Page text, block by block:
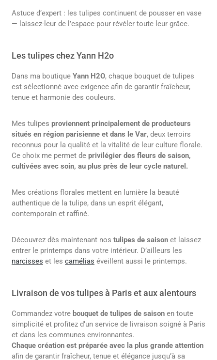
Astuce d’expert : les tulipes continuent de pousser en vase
— laissez-leur de l’espace pour révéler toute leur grâce.
Les tulipes chez Yann H2o
Dans ma boutique Yann H2O, chaque bouquet de tulipes
est sélectionné avec exigence afin de garantir fraîcheur,
tenue et harmonie des couleurs.
Mes tulipes proviennent principalement de producteurs
situés en région parisienne et dans le Var, deux terroirs
reconnus pour la qualité et la vitalité de leur culture florale.
Ce choix me permet de privilégier des fleurs de saison,
cultivées avec soin, au plus près de leur cycle naturel.
Mes créations florales mettent en lumière la beauté
authentique de la tulipe, dans un esprit élégant,
contemporain et raffiné.
Découvrez dès maintenant nos tulipes de saison et laissez
entrer le printemps dans votre intérieur. D’ailleurs les
narcisses et les camélias éveillent aussi le printemps.
Livraison de vos tulipes à Paris et aux alentours
Commandez votre bouquet de tulipes de saison en toute
simplicité et profitez d’un service de livraison soigné à Paris
et dans les communes environnantes.
Chaque création est préparée avec la plus grande attention
afin de garantir fraîcheur, tenue et élégance jusqu’à sa